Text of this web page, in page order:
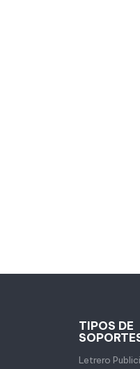
TIPOS DE
Letrero